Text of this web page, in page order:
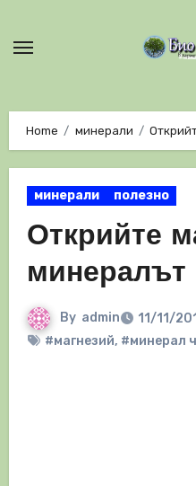
Home минерали
минерали полезно
Открийте
минералът
By admin
11/11/
#магнезий, #минерал